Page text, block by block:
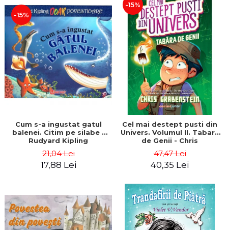
-15%
Cum s-a ingustat gatul
balenei. Citim pe silabe -
Rudyard Kipling
21,04 Lei
17,88 Lei
-15%
Cel mai destept pusti din
Univers. Volumul II. Tabara
de Genii - Chris
47,47 Lei
40,35 Lei